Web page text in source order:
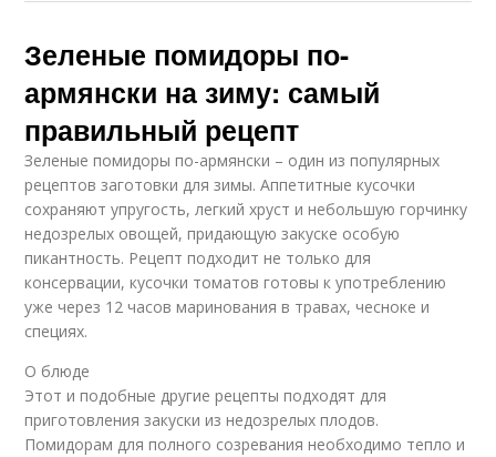
Зеленые помидоры по-
армянски на зиму: самый
правильный рецепт
Зеленые помидоры по-армянски – один из популярных
рецептов заготовки для зимы. Аппетитные кусочки
сохраняют упругость, легкий хруст и небольшую горчинку
недозрелых овощей, придающую закуске особую
пикантность. Рецепт подходит не только для
консервации, кусочки томатов готовы к употреблению
уже через 12 часов маринования в травах, чесноке и
специях.
О блюде
Этот и подобные другие рецепты подходят для
приготовления закуски из недозрелых плодов.
Помидорам для полного созревания необходимо тепло и